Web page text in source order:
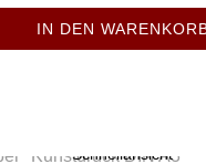
Preis
war:
Preis
ist:
IN DEN
Schnellansicht